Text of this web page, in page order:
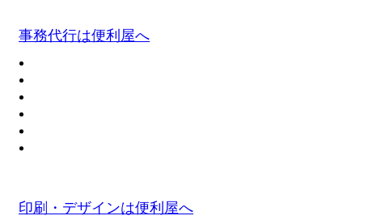
事務代行は便利屋へ
印刷・デザインは便利屋へ